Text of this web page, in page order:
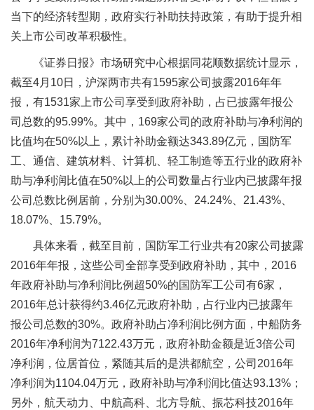
当下的经济转型期，政府实行补助扶持政策，有助于提升相
关上市公司改革积极性。
《证券日报》市场研究中心根据同花顺数据统计显示，
截至4月10日，沪深两市共有1595家公司披露2016年年
报，有1531家上市公司享受到政府补助，占已披露年报公
司总数的95.99%。其中，169家公司的政府补助与净利润的
比值均在50%以上，累计补助金额达343.89亿元，国防军
工、通信、建筑材料、计算机、轻工制造等五行业的政府补
助与净利润比值在50%以上的公司数量占行业内已披露年报
公司总数比例居前，分别为30.00%、24.24%、21.43%、
18.07%、15.79%。
具体来看，截至目前，国防军工行业共有20家公司披露
2016年年报，这些公司全部享受到政府补助，其中，2016
年政府补助与净利润比例超50%的国防军工公司有6家，
2016年总计获得约3.46亿元政府补助，占行业内已披露年
报公司总数的30%。政府补助占净利润比例方面，中船防务
2016年净利润为7122.43万元，政府补助金额是近3倍公司
净利润，位居首位，紧随其后的是洪都航空，公司2016年
净利润为1104.04万元，政府补助与净利润比值达93.13%；
另外，航天动力、中航高科、北方导航、振芯科技2016年